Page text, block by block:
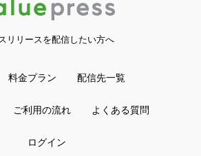
リリースを配信したい方へ
料金プラン 配信先一覧
ご利用の流れ よくある質問
ログイン